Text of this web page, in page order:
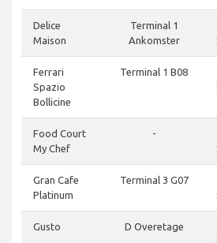
Delice
Maison
Terminal 1
Ankomster
Ferrari
Spazio
Bollicine
Terminal 1 B08
Food Court
My Chef
-
Gran Cafe
Platinum
Terminal 3 G07
Gusto D Overetage